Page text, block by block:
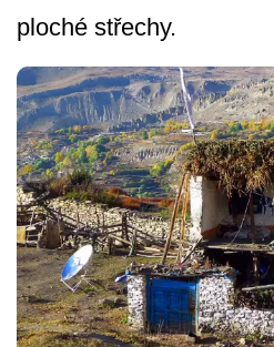
ploché střechy.